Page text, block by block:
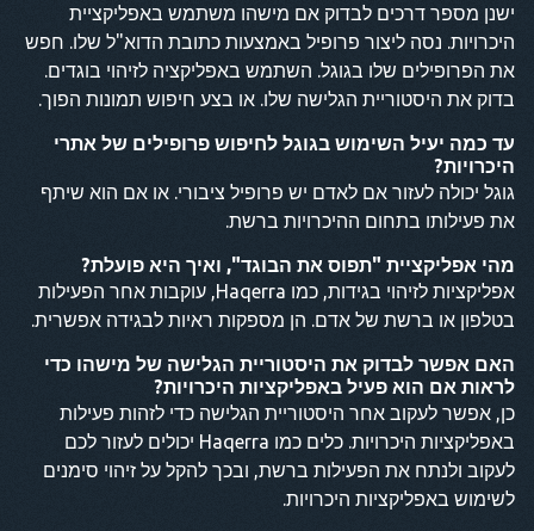
ישנן מספר דרכים לבדוק אם מישהו משתמש באפליקציית
היכרויות. נסה ליצור פרופיל באמצעות כתובת הדוא"ל שלו. חפש
את הפרופילים שלו בגוגל. השתמש באפליקציה לזיהוי בוגדים.
בדוק את היסטוריית הגלישה שלו. או בצע חיפוש תמונות הפוך.
עד כמה יעיל השימוש בגוגל לחיפוש פרופילים של אתרי
היכרויות?
גוגל יכולה לעזור אם לאדם יש פרופיל ציבורי. או אם הוא שיתף
את פעילותו בתחום ההיכרויות ברשת.
מהי אפליקציית "תפוס את הבוגד", ואיך היא פועלת?
אפליקציות לזיהוי בגידות, כמו Haqerra, עוקבות אחר הפעילות
בטלפון או ברשת של אדם. הן מספקות ראיות לבגידה אפשרית.
האם אפשר לבדוק את היסטוריית הגלישה של מישהו כדי
לראות אם הוא פעיל באפליקציות היכרויות?
כן, אפשר לעקוב אחר היסטוריית הגלישה כדי לזהות פעילות
באפליקציות היכרויות. כלים כמו Haqerra יכולים לעזור לכם
לעקוב ולנתח את הפעילות ברשת, ובכך להקל על זיהוי סימנים
לשימוש באפליקציות היכרויות.